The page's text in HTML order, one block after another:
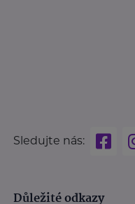
Sledujte nás:
Důležité odkazy